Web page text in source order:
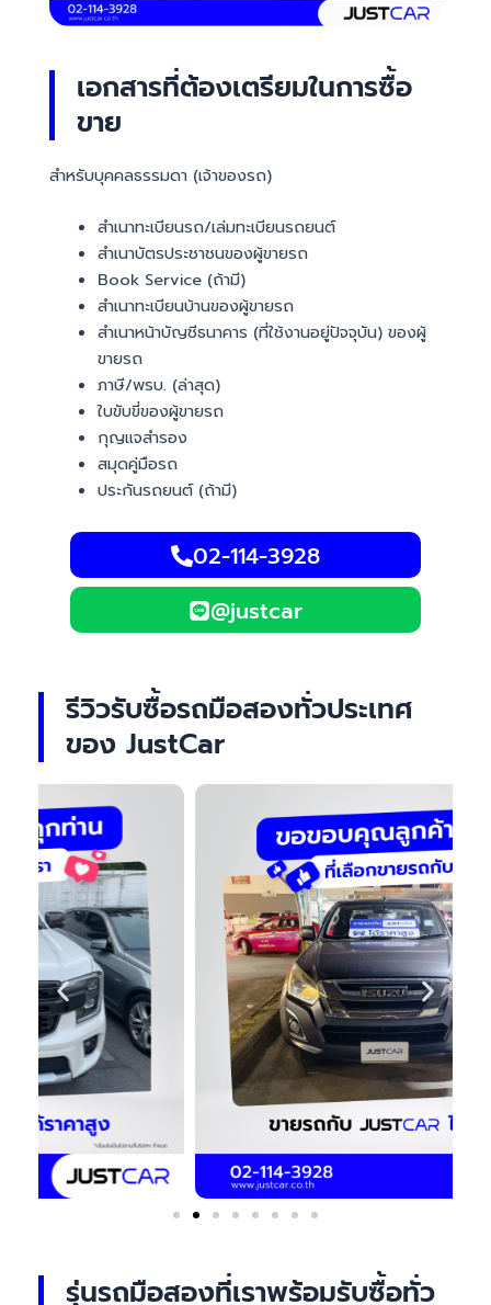
เอกสารที่ต้องเตรียมในการซื้อ
ขาย
สำหรับบุคคลธรรมดา (เจ้าของรถ)
สำเนาทะเบียนรถ/เล่มทะเบียนรถยนต์
สำเนาบัตรประชาชนของผู้ขายรถ
Book Service (ถ้ามี)
สำเนาทะเบียนบ้านของผู้ขายรถ
สำเนาหน้าบัญชีธนาคาร (ที่ใช้งานอยู่ปัจจุบัน) ของผู้
ขายรถ
ภาษี/พรบ. (ล่าสุด)
ใบขับขี่ของผู้ขายรถ
กุญแจสำรอง
สมุดคู่มือรถ
ประกันรถยนต์ (ถ้ามี)
02-114-3928
@justcar
รีวิวรับซื้อรถมือสองทั่วประเทศ
ของ JustCar
รุ่นรถมือสองที่เราพร้อมรับซื้อทั่ว